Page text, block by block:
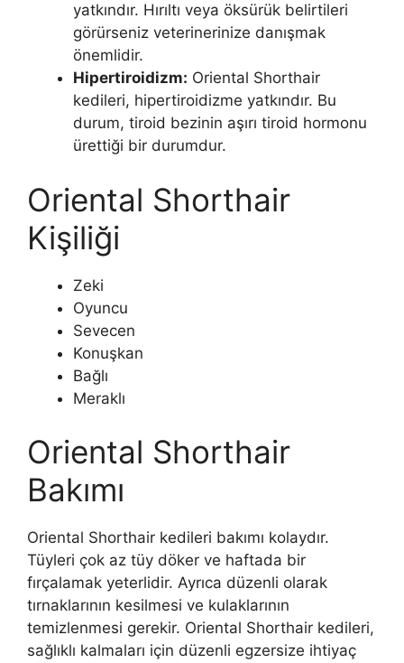
yatkındır. Hırıltı veya öksürük belirtileri
görürseniz veterinerinize danışmak
önemlidir.
Hipertiroidizm: Oriental Shorthair
kedileri, hipertiroidizme yatkındır. Bu
durum, tiroid bezinin aşırı tiroid hormonu
ürettiği bir durumdur.
Oriental Shorthair
Kişiliği
Zeki
Oyuncu
Sevecen
Konuşkan
Bağlı
Meraklı
Oriental Shorthair
Bakımı
Oriental Shorthair kedileri bakımı kolaydır.
Tüyleri çok az tüy döker ve haftada bir
fırçalamak yeterlidir. Ayrıca düzenli olarak
tırnaklarının kesilmesi ve kulaklarının
temizlenmesi gerekir. Oriental Shorthair kedileri,
sağlıklı kalmaları için düzenli egzersize ihtiyaç